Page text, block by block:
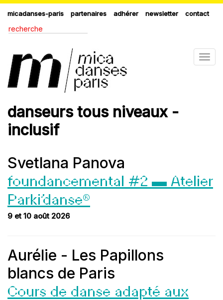
micadanses-paris partenaires adhérer newsletter contact
danseurs tous niveaux -
inclusif
Svetlana Panova
foundancemental #2 ▬ Atelier
Parki’danse®
9 et 10 août 2026
Aurélie - Les Papillons
blancs de Paris
Cours de danse adapté aux